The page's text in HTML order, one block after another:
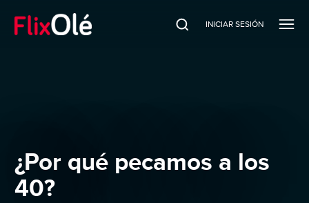
INICIAR SESIÓN
¿Por qué pecamos a los
40?